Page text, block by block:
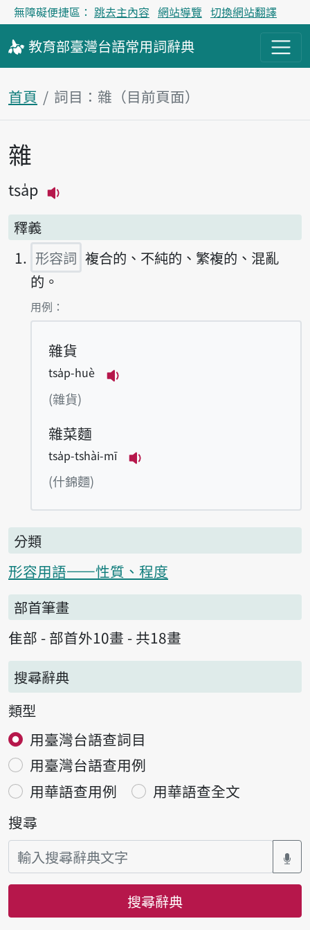
無障礙便捷區： 跳去主內容 網站導覽 切換網站翻譯
教育部臺灣台語常用詞辭典
首頁 詞目：雜（目前頁面）
主內容區塊
雜
tsa̍p
釋義
形容詞 複合的、不純的、繁複的、混亂
的。
第1項釋義的
用例：
雜貨
tsa̍p-huè
(雜貨)
雜菜麵
tsa̍p-tshài-mī
(什錦麵)
分類
形容用語——性質、程度
部首筆畫
隹部 - 部首外10畫 - 共18畫
搜尋辭典
類型
用臺灣台語查詞目
用臺灣台語查用例
用華語查用例
用華語查全文
搜尋
搜尋辭典